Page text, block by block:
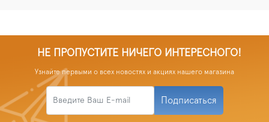
НЕ ПРОПУСТИТЕ НИЧЕГО ИНТЕРЕСНОГО!
Узнайте первыми о всех новостях и акциях нашего магазина
Подписаться